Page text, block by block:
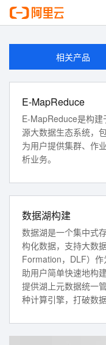
相关产品
E-MapReduce
E-MapReduce是构
源大数据生态系统，
为用户提供集群、作
析业务。
数据湖构建
数据湖是一个集中式
构化数据，支持大数
Formation，DLF）
助用户简单快速地构
提供湖上元数据统一
种计算引擎，打破数
如果您是企业账号，可